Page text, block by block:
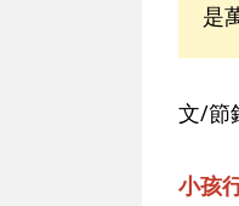
是
文/節
小孩